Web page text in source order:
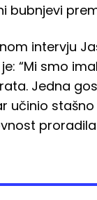
bubnjevi
intervju
“Mi smo
Jedna
učinio
proradila